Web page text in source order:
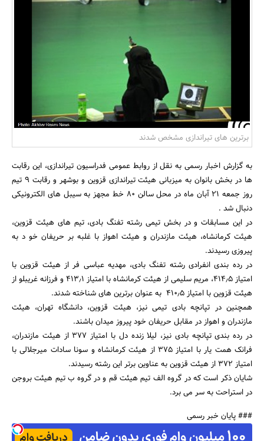
مسکن و ساختمان
جستجو
برترین های تیراندازی مشخص شدند
به گزارش اخبار رسمی به نقل از روابط عمومی فدراسیون تیراندازی، این رقابت
ها در بخش بانوان به میزبانی هیئت تیراندازی قزوین و بوشهر و رقابت 9 تیم
روز جمعه 21 آبان ماه در محل سالن 80 خط مجهز به سیبل های الکترونیکی
دنبال شد .
در این مسابقات و در بخش تیمی رشته تفنگ بادی، تیم های هیئت قزوین،
هیئت کرمانشاه، هیئت مازندران و هیئت اهواز با غلبه بر حریفان خو د به
پیروزی رسیدند.
در رده بندی انفرادی رشته تفنگ بادی، مهدیه عباسی فر از هیئت قزوین با
امتیاز 414٫5، مریم سلیمی از هیئت کرمانشاه با امتیاز 413٫1 و فرزانه غریبلو از
هیئت قزوین با امتیاز 410٫5 به عنوان برترین های شناخته شدند.
همچنین در تپانچه بادی تیمی نیز، هیئت قزوین، دانشگاه تهران، هیئت
مازندران و اهواز در مقابل حریفان خود پیروز میدان باشند.
در رده بندی تپانچه بادی نیز، لیلا زنده دل با امتیاز 377 از هیئت مازندران،
فرانک همت یار با امتیاز 375 از هیئت کرمانشاه و سونا سادات میرجلالی با
امتیاز 372 از هیئت قزوین به عناوین برتر این رشته رسیدند.
شایان ذکر است که در گروه الف تیم هیئت قم و در گروه ب تیم هیئت بروجن
در استراحت به سر می برد.
### پایان خبر رسمی